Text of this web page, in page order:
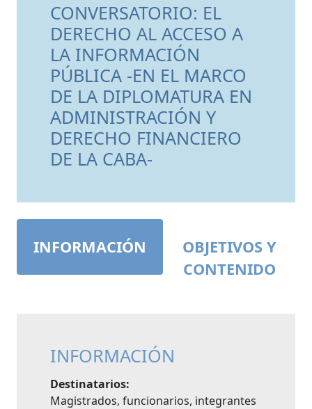
CONVERSATORIO: EL
DERECHO AL ACCESO A
LA INFORMACIÓN
PÚBLICA -EN EL MARCO
DE LA DIPLOMATURA EN
ADMINISTRACIÓN Y
DERECHO FINANCIERO
DE LA CABA-
INFORMACIÓN
OBJETIVOS Y
CONTENIDO
INFORMACIÓN
Destinatarios:
Magistrados, funcionarios, integrantes